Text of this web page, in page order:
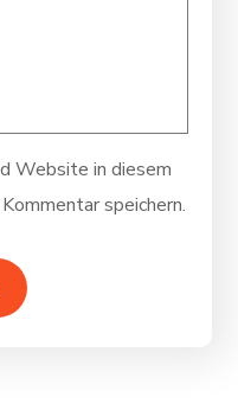
Website in diesem
speichern.